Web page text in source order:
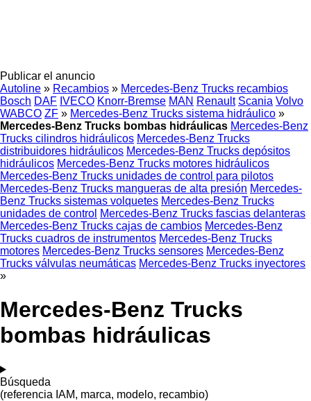
Publicar el anuncio
Autoline » Recambios » Mercedes-Benz Trucks recambios
Bosch DAF IVECO Knorr-Bremse MAN Renault Scania Volvo
WABCO ZF » Mercedes-Benz Trucks sistema hidráulico »
Mercedes-Benz Trucks bombas hidráulicas Mercedes-Benz
Trucks cilindros hidráulicos Mercedes-Benz Trucks
distribuidores hidráulicos Mercedes-Benz Trucks depósitos
hidráulicos Mercedes-Benz Trucks motores hidráulicos
Mercedes-Benz Trucks unidades de control para pilotos
Mercedes-Benz Trucks mangueras de alta presión Mercedes-
Benz Trucks sistemas volquetes Mercedes-Benz Trucks
unidades de control Mercedes-Benz Trucks fascias delanteras
Mercedes-Benz Trucks cajas de cambios Mercedes-Benz
Trucks cuadros de instrumentos Mercedes-Benz Trucks
motores Mercedes-Benz Trucks sensores Mercedes-Benz
Trucks válvulas neumáticas Mercedes-Benz Trucks inyectores
»
Mercedes-Benz Trucks
bombas hidráulicas
Búsqueda
(referencia IAM, marca, modelo, recambio)